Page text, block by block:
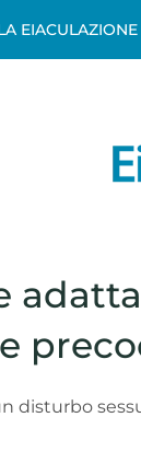
EIACULAZIONE
disturbo